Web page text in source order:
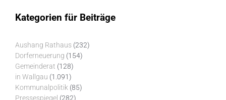
Kategorien für Beiträge
Aushang Rathaus (232)
Dorferneuerung (154)
Gemeinderat (128)
in Wallgau (1.091)
Kommunalpolitik (85)
Pressespiegel (282)